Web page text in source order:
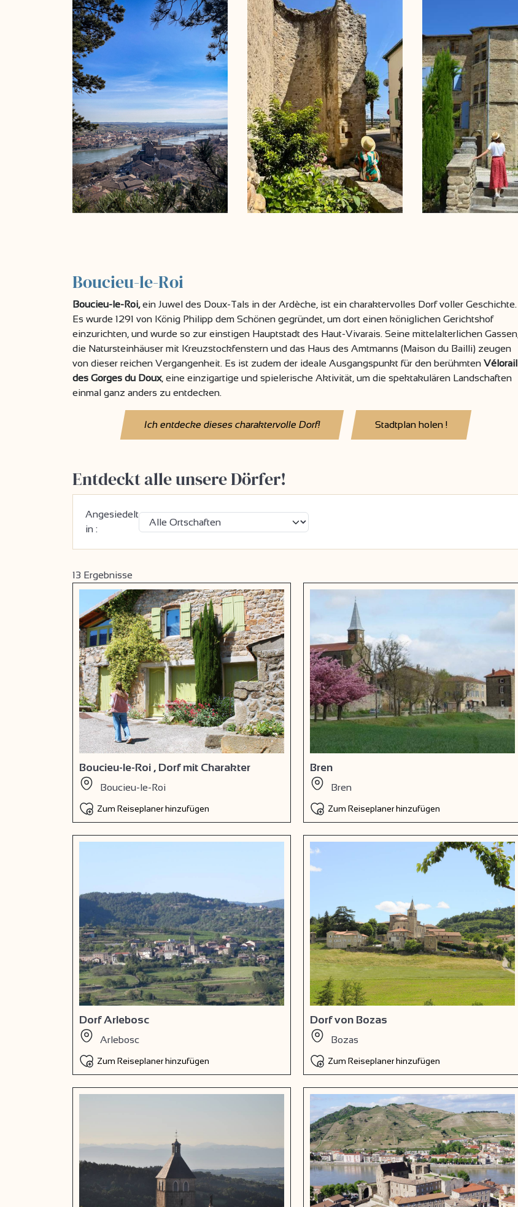
Boucieu-le-Roi
Boucieu-le-Roi,ein Juwel des Doux-Tals in der Ardèche, ist ein charaktervolles Dorf voller Geschichte.
Es wurde 1291 von König Philipp dem Schönen gegründet, um dort einen königlichen Gerichtshof
einzurichten, und wurde so zur einstigen Hauptstadt des Haut-Vivarais. Seine mittelalterlichen Gassen,
die Natursteinhäuser mit Kreuzstockfenstern und das Haus des Amtmanns (Maison du Bailli) zeugen
von dieser reichen Vergangenheit. Es ist zudem der ideale Ausgangspunkt für den berühmten Vélorail
des Gorges du Doux, eine einzigartige und spielerische Aktivität, um die spektakulären Landschaften
einmal ganz anders zu entdecken.
Ich entdecke dieses charaktervolle Dorf!
Stadtplan holen !
Entdeckt alle unsere Dörfer!
Angesiedelt
in :
13 Ergebnisse
Boucieu-le-Roi , Dorf mit Charakter
Boucieu-le-Roi
Zum Reiseplaner hinzufügen
Bren
Bren
Zum Reiseplaner hinzufügen
Dorf Arlebosc
Arlebosc
Zum Reiseplaner hinzufügen
Dorf von Bozas
Bozas
Zum Reiseplaner hinzufügen